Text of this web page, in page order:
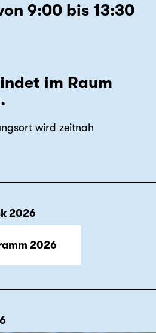
9:00 bis 13:30
im Raum
wird zeitnah
2026
2026